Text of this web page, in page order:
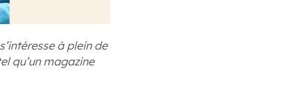
à plein de
qu’un magazine